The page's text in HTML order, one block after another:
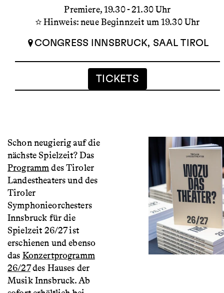
Premiere 19.30 - 21.30 Uhr
Hinweis: neue Beginnzeit um 19.30 Uhr
CONGRESS INNSBRUCK, SAAL TIROL
TICKETS
Schon neugierig auf die
nächste Spielzeit? Das
Programmdes Tiroler
Landestheaters und des
Tiroler
Symphonieorchesters
Innsbruck für die
Spielzeit 26/27 ist
erschienen und ebenso
das Konzertprogramm
26/27des Hauses der
Musik Innsbruck. Ab